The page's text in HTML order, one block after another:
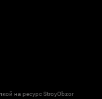
на ресурс StroyObzor